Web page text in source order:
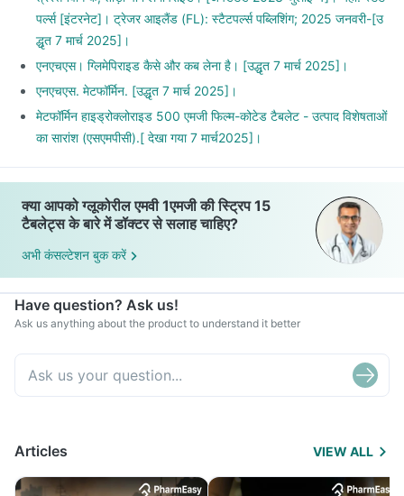
पर्ल्स [इंटरनेट]। ट्रेजर आइलैंड (FL): स्टैटपर्ल्स पब्लिशिंग; 2025 जनवरी-[उ
द्धृत 7 मार्च 2025]।
एनएचएस। ग्लिमेपिराइड कैसे और कब लेना है। [उद्धृत 7 मार्च 2025]।
एनएचएस. मेटफॉर्मिन. [उद्धृत 7 मार्च 2025]।
मेटफॉर्मिन हाइड्रोक्लोराइड 500 एमजी फिल्म-कोटेड टैबलेट - उत्पाद विशेषताओं
का सारांश (एसएमपीसी).[ देखा गया 7 मार्च2025]।
क्या आपको ग्लूकोरील एमवी 1एमजी की स्ट्रिप 15
टैबलेट्स के बारे में डॉक्टर से सलाह चाहिए?
अभी कंसल्टेशन बुक करें
Have question? Ask us!
Ask us anything about the product to understand it better
Articles VIEW ALL